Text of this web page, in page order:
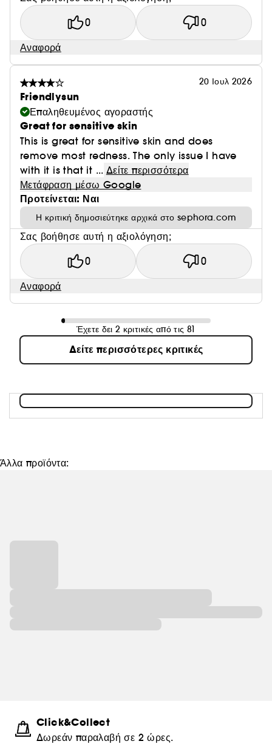
0 0
Αναφορά
20 Ιουλ 2026
Friendlysun
Επαληθευμένος αγοραστής
Great for sensitive skin
This is great for sensitive skin and does
remove most redness. The only issue I have
with it is that it ... Δείτε περισσότερα
Μετάφραση μέσω Google
Προτείνεται: Ναι
Η κριτική δημοσιεύτηκε αρχικά στο sephora.com
Σας βοήθησε αυτή η αξιολόγηση;
0 0
Αναφορά
Έχετε δει 2 κριτικές από τις 81
Δείτε περισσότερες κριτικές
Άλλα προϊόντα:
Click&Collect
Δωρεάν παραλαβή σε 2 ώρες.